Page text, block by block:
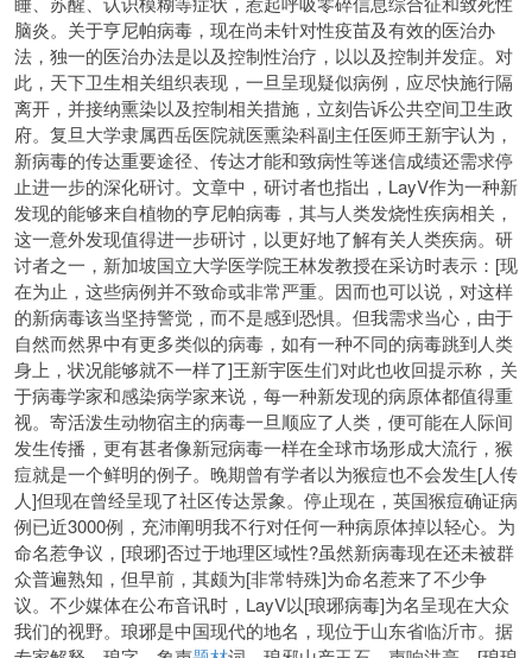
脑炎。关于亨尼帕病毒，现在尚未针对性疫苗及有效的医治办
法，独一的医治办法是以及控制性治疗，以以及控制并发症。对
此，天下卫生相关组织表现，一旦呈现疑似病例，应尽快施行隔
离开，并接纳熏染以及控制相关措施，立刻告诉公共空间卫生政
府。复旦大学隶属西岳医院就医熏染科副主任医师王新宇认为，
新病毒的传达重要途径、传达才能和致病性等迷信成绩还需求停
止进一步的深化研讨。文章中，研讨者也指出，LayV作为一种新
发现的能够来自植物的亨尼帕病毒，其与人类发烧性疾病相关，
这一意外发现值得进一步研讨，以更好地了解有关人类疾病。研
讨者之一，新加坡国立大学医学院王林发教授在采访时表示：[现
在为止，这些病例并不致命或非常严重。因而也可以说，对这样
的新病毒该当坚持警觉，而不是感到恐惧。但我需求当心，由于
自然而然界中有更多类似的病毒，如有一种不同的病毒跳到人类
身上，状况能够就不一样了]王新宇医生们对此也收回提示称，关
于病毒学家和感染病学家来说，每一种新发现的病原体都值得重
视。寄活泼生动物宿主的病毒一旦顺应了人类，便可能在人际间
发生传播，更有甚者像新冠病毒一样在全球市场形成大流行，猴
痘就是一个鲜明的例子。晚期曾有学者以为猴痘也不会发生[人传
人]但现在曾经呈现了社区传达景象。停止现在，英国猴痘确证病
例已近3000例，充沛阐明我不行对任何一种病原体掉以轻心。为
命名惹争议，[琅琊]否过于地理区域性?虽然新病毒现在还未被群
众普遍熟知，但早前，其颇为[非常特殊]为命名惹来了不少争
议。不少媒体在公布音讯时，LayV以[琅琊病毒]为名呈现在大众
我们的视野。琅琊是中国现代的地名，现位于山东省临沂市。据